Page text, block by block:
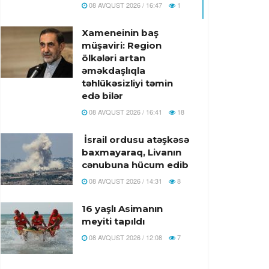
08 AVQUST 2026 / 16:47 1
Xameneinin baş
müşaviri: Region
ölkələri artan
əməkdaşlıqla
təhlükəsizliyi təmin
edə bilər
08 AVQUST 2026 / 16:41 18
İsrail ordusu atəşkəsə
baxmayaraq, Livanın
cənubuna hücum edib
08 AVQUST 2026 / 14:31 8
16 yaşlı Asimanın
meyiti tapıldı
08 AVQUST 2026 / 12:08 7